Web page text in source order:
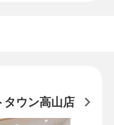
タウン高山店